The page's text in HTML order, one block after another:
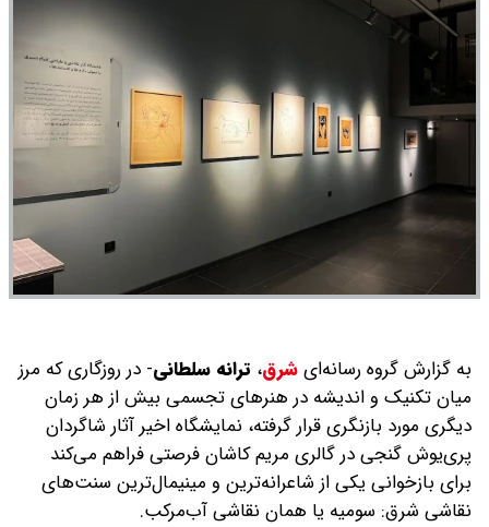
به گزارش گروه رسانه‌ایشرق، ترانه سلطانی- در روزگاری که مرز
میان تکنیک و اندیشه در هنرهای تجسمی بیش از هر زمان
دیگری مورد بازنگری قرار گرفته، نمایشگاه اخیر آثار شاگردان
پری‌یوش گنجی در گالری مریم کاشان فرصتی فراهم می‌کند
برای بازخوانی یکی از شاعرانه‌ترین و مینیمال‌ترین سنت‌های
نقاشی شرق: سومیه یا همان نقاشی آب‌مرکب.